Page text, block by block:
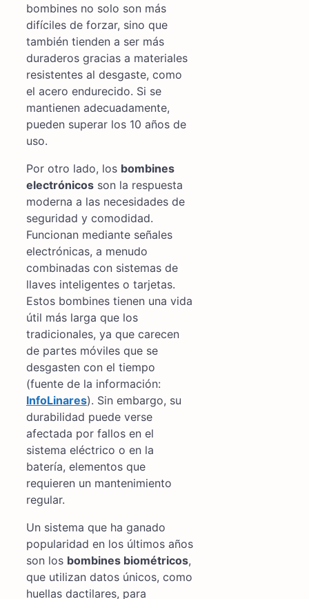
bombines no solo son más
difíciles de forzar, sino que
también tienden a ser más
duraderos gracias a materiales
resistentes al desgaste, como
el acero endurecido. Si se
mantienen adecuadamente,
pueden superar los 10 años de
uso.
Por otro lado, los bombines
electrónicos son la respuesta
moderna a las necesidades de
seguridad y comodidad.
Funcionan mediante señales
electrónicas, a menudo
combinadas con sistemas de
llaves inteligentes o tarjetas.
Estos bombines tienen una vida
útil más larga que los
tradicionales, ya que carecen
de partes móviles que se
desgasten con el tiempo
(fuente de la información:
InfoLinares). Sin embargo, su
durabilidad puede verse
afectada por fallos en el
sistema eléctrico o en la
batería, elementos que
requieren un mantenimiento
regular.
Un sistema que ha ganado
popularidad en los últimos años
son los bombines biométricos,
que utilizan datos únicos, como
huellas dactilares, para